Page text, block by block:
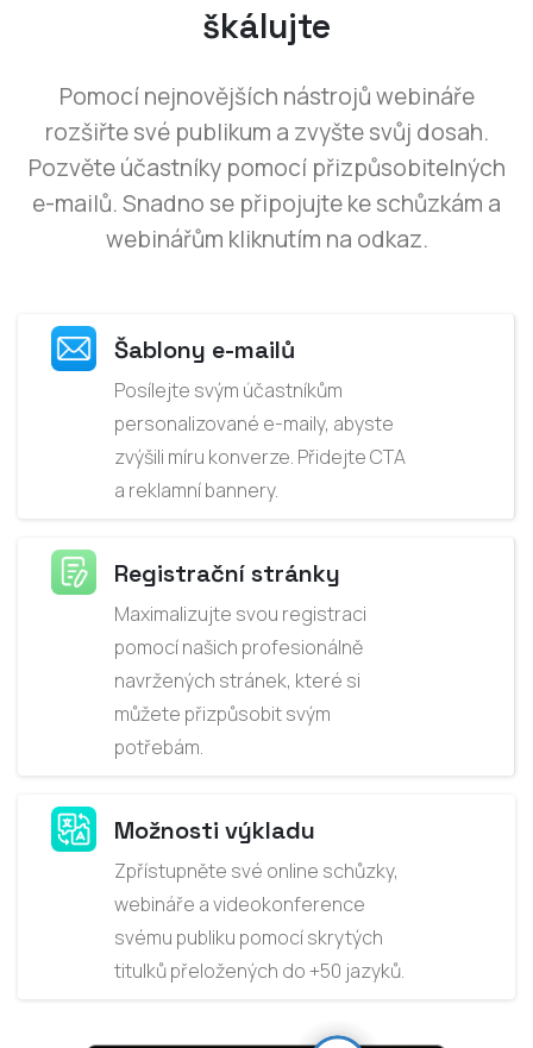
škálujte
Pomocí nejnovějších nástrojů webináře
rozšiřte své publikum a zvyšte svůj dosah.
Pozvěte účastníky pomocí přizpůsobitelných
e-mailů. Snadno se připojujte ke schůzkám a
webinářům kliknutím na odkaz.
Šablony e-mailů
Posílejte svým účastníkům
personalizované e-maily, abyste
zvýšili míru konverze. Přidejte CTA
a reklamní bannery.
Registrační stránky
Maximalizujte svou registraci
pomocí našich profesionálně
navržených stránek, které si
můžete přizpůsobit svým
potřebám.
Možnosti výkladu
Zpřístupněte své online schůzky,
webináře a videokonference
svému publiku pomocí skrytých
titulků přeložených do +50 jazyků.